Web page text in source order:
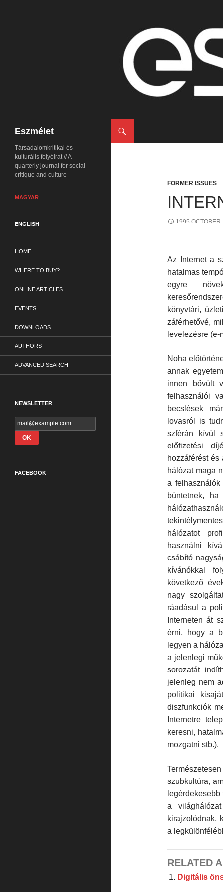
Eszmélet
FORMER ISSUES
1995 OCTOBER
Az Internet a
hatalmas
egyre
könyvtári,
záférhetővé,
levelezésre
Noha
annak
innen bővült
felhasználói
becslések
lovasról is
szférán kívül
előfizetési
hozzáférést és
há­lózat maga
a
büntetnek,
hálózatot
használni
csábító
kívánókkal
következő
nagy
ráadá­sul a
Interneten át
érni, hogy a
legyen a
a je­lenlegi
sorozatát
jelenleg nem
politikai
diszfunkciók
Internetre
keresni,
mozgatni stb.).
szubkultúra,
a
kirajzolód­nak,
a
RELATED
Digitális
Társadalomkritikai és
kulturális folyóirat // A
quarterly journal for social
critique and culture
MAGYAR
ENGLISH
HOME
WHERE TO BUY?
ONLINE ARTICLES
EVENTS
DOWNLOADS
AUTHORS
ADVANCED SEARCH
NEWSLETTER
FACEBOOK